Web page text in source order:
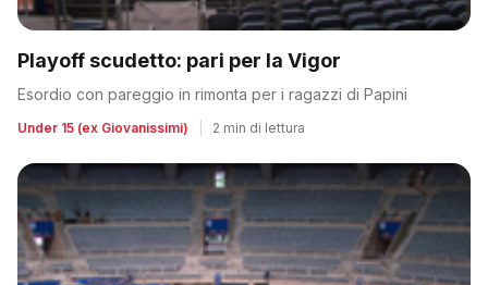
Playoff scudetto: pari per la Vigor
Esordio con pareggio in rimonta per i ragazzi di Papini
Under 15 (ex Giovanissimi) 2 min di lettura